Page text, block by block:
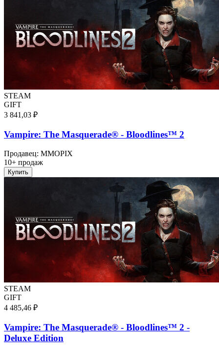
STEAM
GIFT
3 841,03 ₽
Vampire: The Masquerade® - Bloodlines™ 2
Продавец: MMOPIX
10+ продаж
Купить
STEAM
GIFT
4 485,46 ₽
Vampire: The Masquerade® - Bloodlines™ 2 -
Deluxe Edition